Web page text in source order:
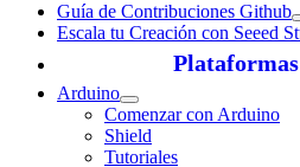
Guía de Contribuciones Github
Escala tu Creación con Seeed
Arduino
Comenzar con Arduino
Shield
Tutoriales